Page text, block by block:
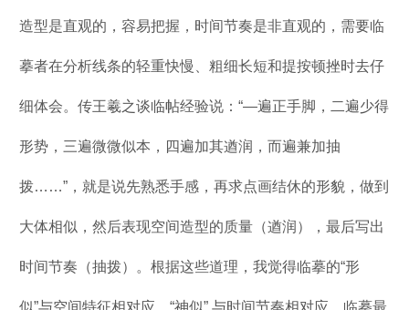
造型是直观的，容易把握，时间节奏是非直观的，需要临
摹者在分析线条的轻重快慢、粗细长短和提按顿挫时去仔
细体会。传王羲之谈临帖经验说：“—遍正手脚，二遍少得
形势，三遍微微似本，四遍加其遒润，而遍兼加抽
拨……”，就是说先熟悉手感，再求点画结休的形貌，做到
大体相似，然后表现空间造型的质量（遒润），最后写出
时间节奏（抽拨）。根据这些道理，我觉得临摹的“形